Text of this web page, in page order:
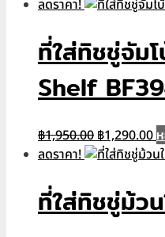
฿2,250.00.฿
ลดราคา!
ที่ใส่ทิชชู่จัม
Shelf
฿1,950.00 Original
price
฿1,950.00.
฿1,290.00
ลดราคา!
ที่ใส่ทิชชู่ม้ว